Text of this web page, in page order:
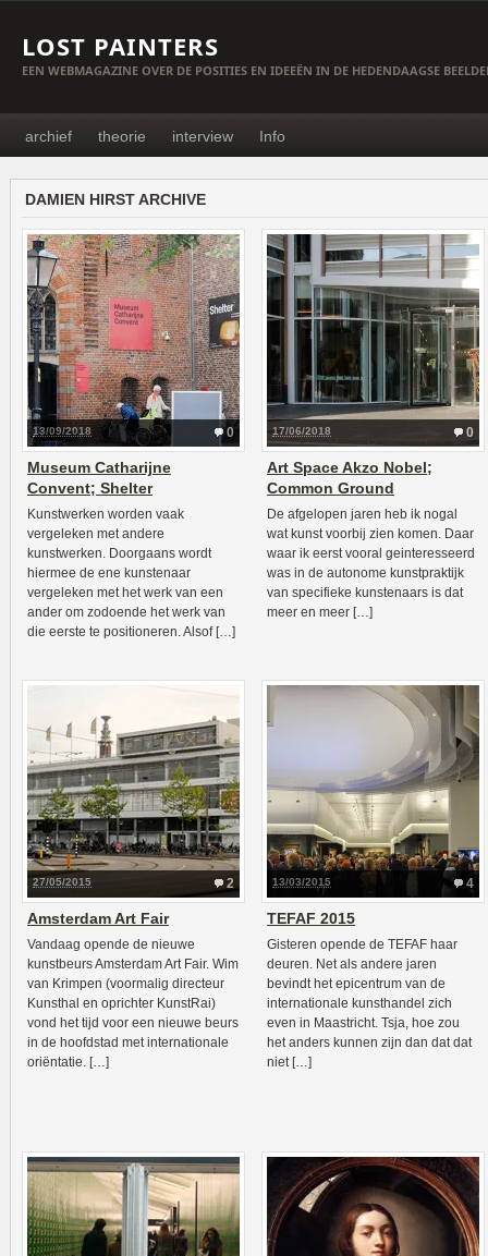
LOST PAINTERS
EEN WEBMAGAZINE OVER DE POSITIES EN IDEEËN IN DE HEDENDAAGSE
archief theorie interview Info
DAMIEN HIRST ARCHIVE
0
13/09/2018
Museum Catharijne
Convent; Shelter
Kunstwerken worden vaak
vergeleken met andere
kunstwerken. Doorgaans wordt
hiermee de ene kunstenaar
vergeleken met het werk van een
ander om zodoende het werk van
die eerste te positioneren. Alsof […]
0
17/06/2018
Art Space Akzo Nobel;
Common Ground
De afgelopen jaren heb ik nogal
wat kunst voorbij zien komen. Daar
waar ik eerst vooral geinteresseerd
was in de autonome kunstpraktijk
van specifieke kunstenaars is dat
meer en meer […]
2
27/05/2015
Amsterdam Art Fair
Vandaag opende de nieuwe
kunstbeurs Amsterdam Art Fair. Wim
van Krimpen (voormalig directeur
Kunsthal en oprichter KunstRai)
vond het tijd voor een nieuwe beurs
in de hoofdstad met internationale
oriëntatie. […]
4
13/03/2015
TEFAF 2015
Gisteren opende de TEFAF haar
deuren. Net als andere jaren
bevindt het epicentrum van de
internationale kunsthandel zich
even in Maastricht. Tsja, hoe zou
het anders kunnen zijn dan dat dat
niet […]